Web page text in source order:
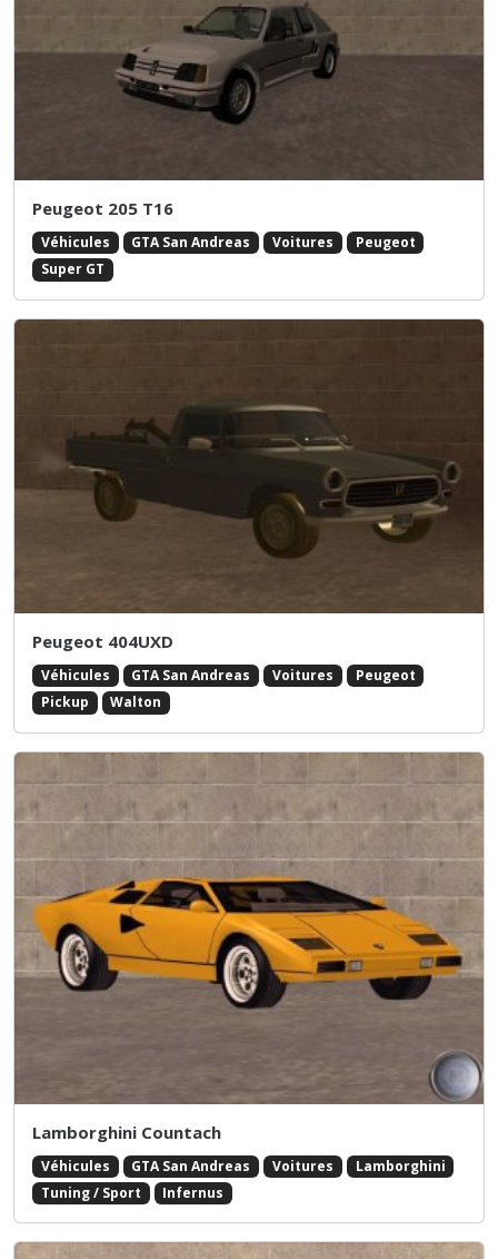
Peugeot 205 T16
Véhicules GTA San Andreas Voitures
Peugeot
Super GT
Peugeot 404UXD
Véhicules GTA San Andreas Voitures
Peugeot
Pickup
Walton
Lamborghini Countach
Véhicules GTA San Andreas Voitures
Lamborghini
Tuning / Sport
Infernus